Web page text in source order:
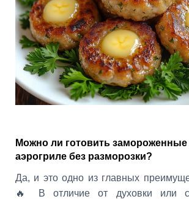
Можно ли готовить замороженные
аэрогриле без разморозки?
Да, и это одно из главных
🔥 В отличие от духовки или